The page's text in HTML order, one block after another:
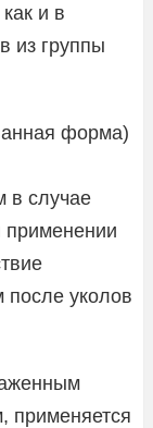
и в
из группы
форма)
в случае
применении
после уколов
применяется